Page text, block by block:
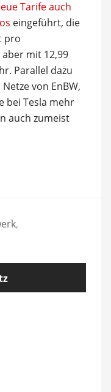
Tarife auch
eingeführt, die
pro
mit 12,99
Parallel dazu
von EnBW,
bei Tesla mehr
auch zumeist
,